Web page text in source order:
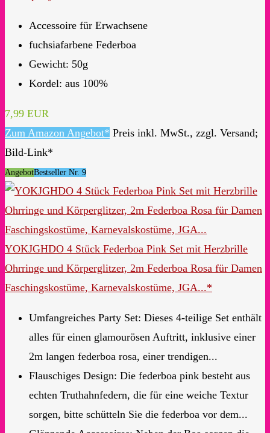
Accessoire für Erwachsene
fuchsiafarbene Federboa
Gewicht: 50g
Kordel: aus 100%
7,99 EUR
Zum Amazon Angebot* Preis inkl. MwSt., zzgl. Versand;
Bild-Link*
AngebotBestseller Nr. 9
YOKJGHDO 4 Stück Federboa Pink Set mit Herzbrille
Ohrringe und Körperglitzer, 2m Federboa Rosa für Damen
Faschingskostüme, Karnevalskostüme, JGA...*
Umfangreiches Party Set: Dieses 4-teilige Set enthält
alles für einen glamourösen Auftritt, inklusive einer
2m langen federboa rosa, einer trendigen...
Flauschiges Design: Die federboa pink besteht aus
echten Truthahnfedern, die für eine weiche Textur
sorgen, bitte schütteln Sie die federboa vor dem...